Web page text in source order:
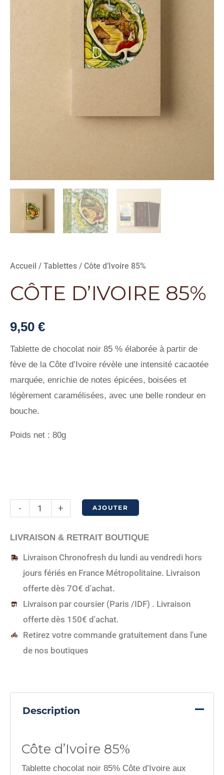
Accueil / Tablettes / Côte d’Ivoire 85%
CÔTE D’IVOIRE 85%
9,50 €
Tablette de chocolat noir 85 % élaborée à partir de
fève de la Côte d’Ivoire révèle une intensité cacaotée
marquée, enrichie de notes épicées, boisées et
légèrement caramélisées, avec une belle rondeur en
bouche.
Poids net : 80g
-
quantité
Côte
d'Ivoire
85%
+ AJOUTER
LIVRAISON & RETRAIT BOUTIQUE
Livraison Chronofresh du lundi au vendredi hors
jours fériés en France Métropolitaine. Livraison
offerte dès 7O€ d'achat.
Livraison par coursier (Paris /IDF) . Livraison
offerte dès 150€ d'achat.
Retirez votre commande gratuitement dans l'une
de nos boutiques
Description
Côte d’Ivoire 85%
Tablette chocolat noir 85% Côte d’Ivoire aux